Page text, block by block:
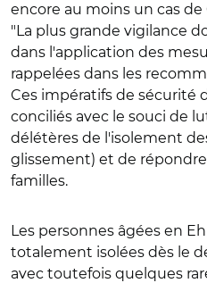
encore au moins un cas de
"La plus grande vigilance
dans l'application des
rappelées dans les
Ces impératifs de sécurité
conciliés avec le souci de
délétères de l'isolement
glissement) et de
familles.
Les personnes âgées en
totalement isolées dès le
avec toutefois quelques